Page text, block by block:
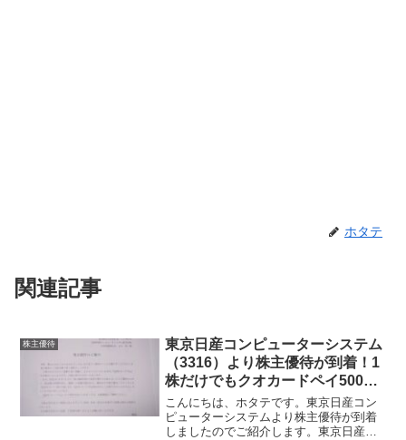
ホタテ
関連記事
株主優待
東京日産コンピューターシステム
（3316）より株主優待が到着！1
株だけでもクオカードペイ500円
分！！
こんにちは、ホタテです。東京日産コン
ピューターシステムより株主優待が到着
しましたのでご紹介します。東京日産コ